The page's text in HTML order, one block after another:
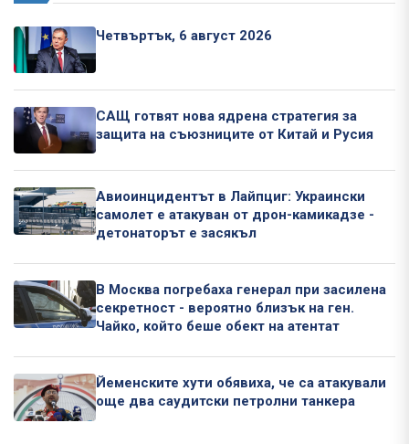
Четвъртък, 6 август 2026
САЩ готвят нова ядрена стратегия за
защита на съюзниците от Китай и Русия
Авиоинцидентът в Лайпциг: Украински
самолет е атакуван от дрон-камикадзе -
детонаторът е засякъл
В Москва погребаха генерал при засилена
секретност - вероятно близък на ген.
Чайко, който беше обект на атентат
Йеменските хути обявиха, че са атакували
още два саудитски петролни танкера